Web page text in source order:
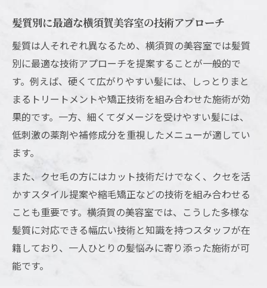
髪質別に最適な横須賀美容室の技術アプローチ
髪質は人それぞれ異なるため、横須賀の美容室では髪質
別に最適な技術アプローチを提案することが一般的で
す。例えば、硬くて広がりやすい髪には、しっとりまと
まるトリートメントや矯正技術を組み合わせた施術が効
果的です。一方、細くてダメージを受けやすい髪には、
低刺激の薬剤や補修成分を重視したメニューが適してい
ます。
また、クセ毛の方にはカット技術だけでなく、クセを活
かすスタイル提案や縮毛矯正などの技術を組み合わせる
ことも重要です。横須賀の美容室では、こうした多様な
髪質に対応できる幅広い技術と知識を持つスタッフが在
籍しており、一人ひとりの髪悩みに寄り添った施術が可
能です。